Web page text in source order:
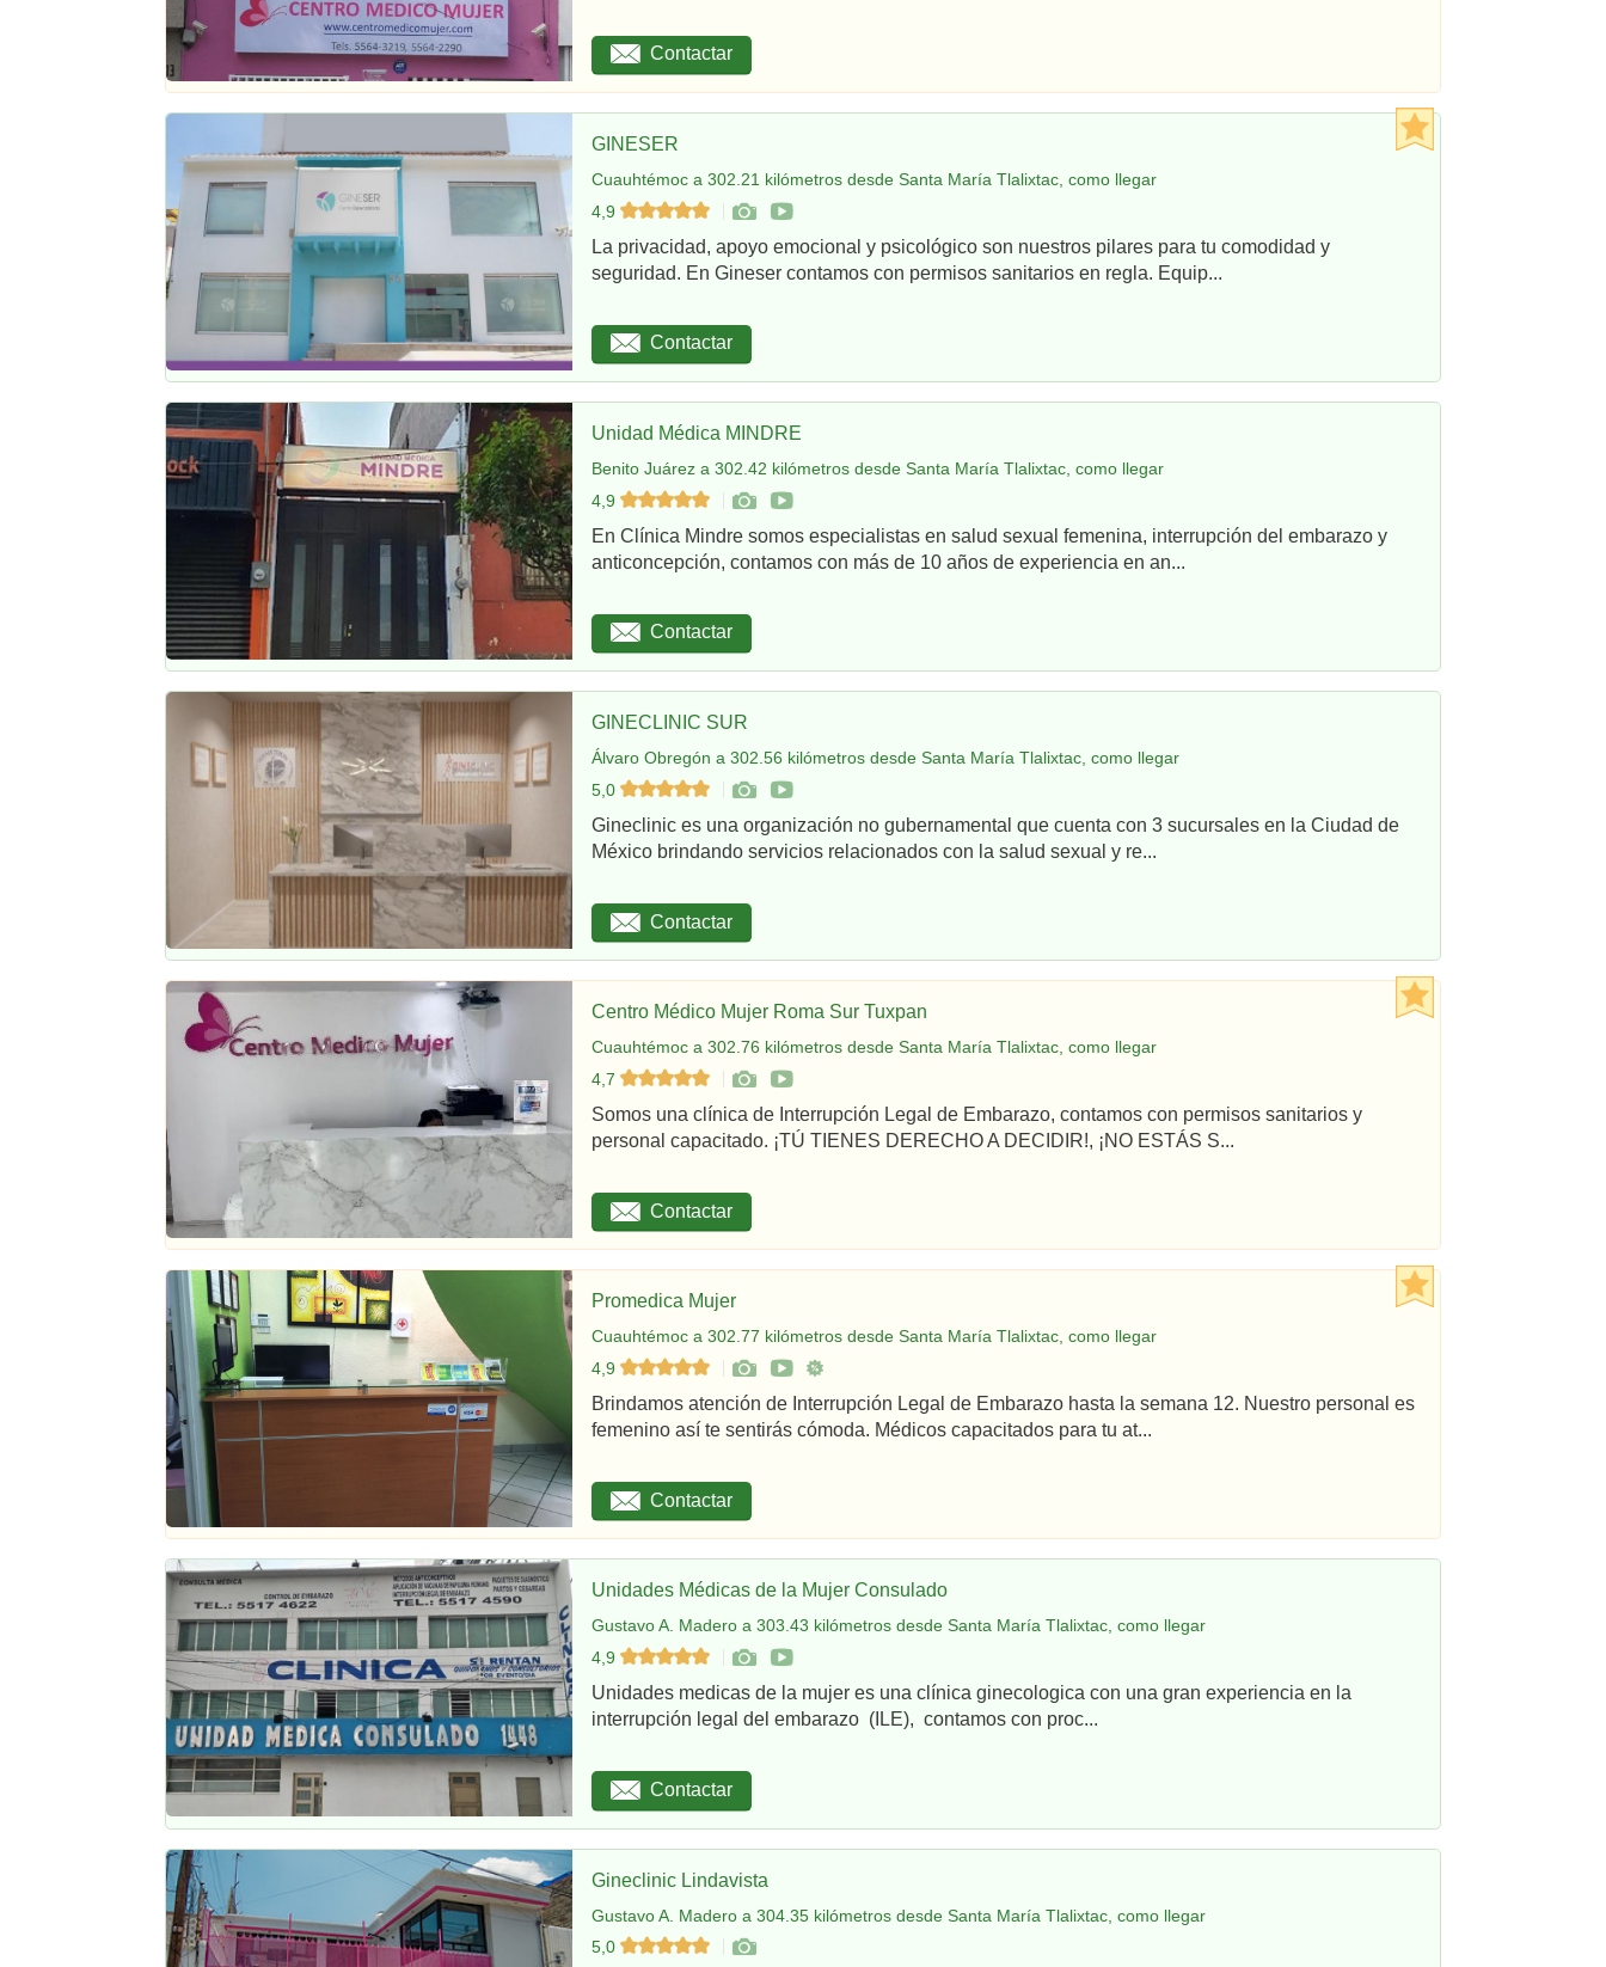
Contactar
GINESER
Cuauhtémoc a 302.21 kilómetros desde Santa María Tlalixtac, como llegar
4,9
La privacidad, apoyo emocional y psicológico son nuestros pilares para tu comodidad y
seguridad. En Gineser contamos con permisos sanitarios en regla. Equip...
Contactar
Unidad Médica MINDRE
Benito Juárez a 302.42 kilómetros desde Santa María Tlalixtac, como llegar
4,9
En Clínica Mindre somos especialistas en salud sexual femenina, interrupción del embarazo y
anticoncepción, contamos con más de 10 años de experiencia en an...
Contactar
GINECLINIC SUR
Álvaro Obregón a 302.56 kilómetros desde Santa María Tlalixtac, como llegar
5,0
Gineclinic es una organización no gubernamental que cuenta con 3 sucursales en la Ciudad de
México brindando servicios relacionados con la salud sexual y re...
Contactar
Centro Médico Mujer Roma Sur Tuxpan
Cuauhtémoc a 302.76 kilómetros desde Santa María Tlalixtac, como llegar
4,7
Somos una clínica de Interrupción Legal de Embarazo, contamos con permisos sanitarios y
personal capacitado. ¡TÚ TIENES DERECHO A DECIDIR!, ¡NO ESTÁS S...
Contactar
Promedica Mujer
Cuauhtémoc a 302.77 kilómetros desde Santa María Tlalixtac, como llegar
4,9
Brindamos atención de Interrupción Legal de Embarazo hasta la semana 12. Nuestro personal es
femenino así te sentirás cómoda. Médicos capacitados para tu at...
Contactar
Unidades Médicas de la Mujer Consulado
Gustavo A. Madero a 303.43 kilómetros desde Santa María Tlalixtac, como llegar
4,9
Unidades medicas de la mujer es una clínica ginecologica con una gran experiencia en la
interrupción legal del embarazo (ILE), contamos con proc...
Contactar
Gineclinic Lindavista
Gustavo A. Madero a 304.35 kilómetros desde Santa María Tlalixtac, como llegar
5,0